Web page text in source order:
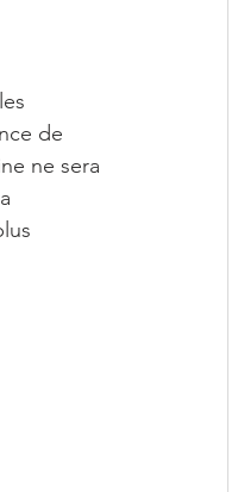
de
ne sera